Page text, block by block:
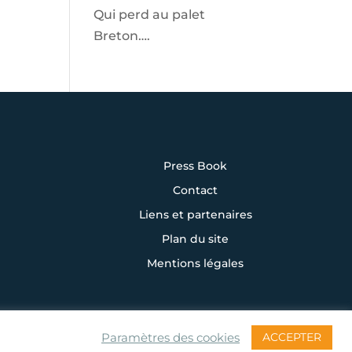
Qui perd au palet
Breton….
Press Book
Contact
Liens et partenaires
Plan du site
Mentions légales
Paramètres des cookies ACCEPTER